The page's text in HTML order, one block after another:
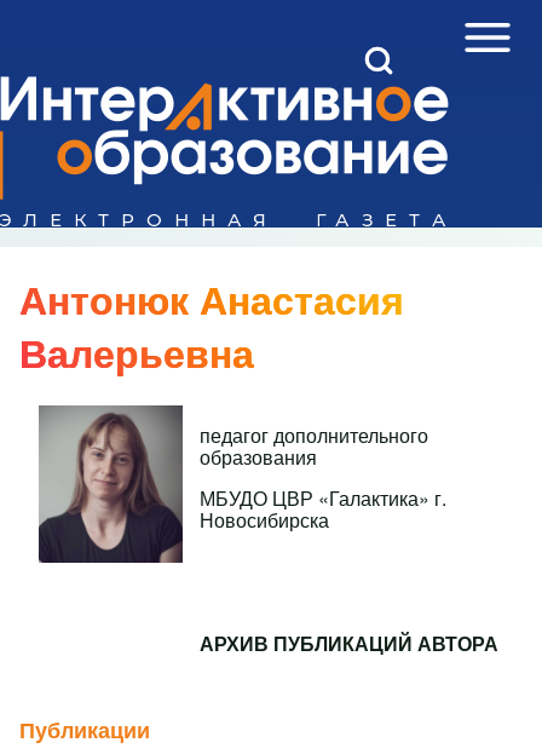
Поиск
Open Sidebar
Open Search Block
Антонюк Анастасия
Валерьевна
педагог дополнительного
образования
МБУДО ЦВР «Галактика» г.
Новосибирска
АРХИВ ПУБЛИКАЦИЙ АВТОРА
Публикации